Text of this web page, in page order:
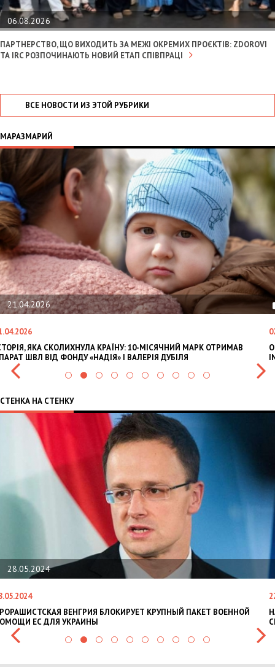
06.08.2026
ПАРТНЕРСТВО, ЩО ВИХОДИТЬ ЗА МЕЖІ ОКРЕМИХ ПРОЄКТІВ: ZDOROVI
ТА IRC РОЗПОЧИНАЮТЬ НОВИЙ ЕТАП СПІВПРАЦІ
ВСЕ НОВОСТИ ИЗ ЭТОЙ РУБРИКИ
МАРАЗМАРИЙ
МАРК ОТРИМАВ
ДУБІЛЯ
02.02.2026
OLEKSII ABASOV: HOW UKRAINIAN
INTERNATIONAL INVESTMENTS AND
СТЕНКА НА СТЕНКУ
КРУПНЫЙ ПАКЕТ ВОЕННОЙ
22.01.2024
НАЦПОЛІЦІЯ ЛЯКАЄ ГРОМАДЯН
СИТУАЦІЇ В РАЗІ МОБІЛІЗАЦІЇ